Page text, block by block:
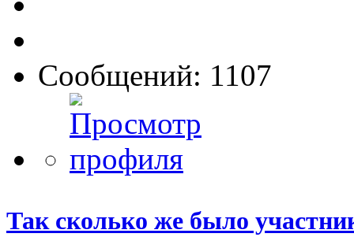
Сообщений: 1107
Так сколько же было